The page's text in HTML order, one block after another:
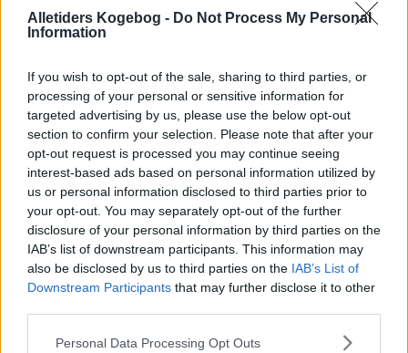
Alletiders Kogebog - Do Not Process My Personal
Information
If you wish to opt-out of the sale, sharing to third parties, or
processing of your personal or sensitive information for
targeted advertising by us, please use the below opt-out
section to confirm your selection. Please note that after your
opt-out request is processed you may continue seeing
interest-based ads based on personal information utilized by
us or personal information disclosed to third parties prior to
your opt-out. You may separately opt-out of the further
disclosure of your personal information by third parties on the
IAB’s list of downstream participants. This information may
also be disclosed by us to third parties on the IAB’s List of
Downstream Participants that may further disclose it to other
Personal Data Processing Opt Outs